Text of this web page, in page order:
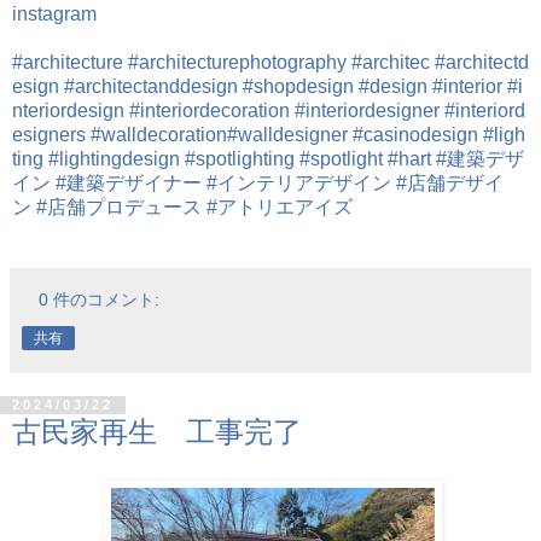
instagram
#architecture #architecturephotography #architec #architectd
esign #architectanddesign #shopdesign #design #interior #i
nteriordesign #interiordecoration #interiordesigner #interiord
esigners #walldecoration#walldesigner #casinodesign #ligh
ting #lightingdesign #spotlighting #spotlight #hart #建築デザ
イン #建築デザイナー #インテリアデザイン #店舗デザイ
ン #店舗プロデュース #アトリエアイズ
0 件のコメント:
共有
2024/03/22
古民家再生 工事完了